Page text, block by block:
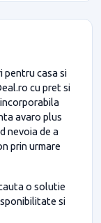
pentru casa si
cu pret si
avaro plus
nevoia de a
prin urmare
o solutie
si